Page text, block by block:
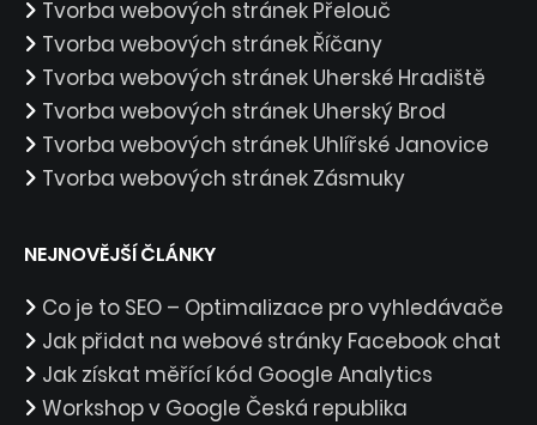
Tvorba webových stránek Přelouč
Tvorba webových stránek Říčany
Tvorba webových stránek Uherské Hradiště
Tvorba webových stránek Uherský Brod
Tvorba webových stránek Uhlířské Janovice
Tvorba webových stránek Zásmuky
NEJNOVĚJŠÍ ČLÁNKY
Co je to SEO – Optimalizace pro vyhledávače
Jak přidat na webové stránky Facebook chat
Jak získat měřící kód Google Analytics
Workshop v Google Česká republika